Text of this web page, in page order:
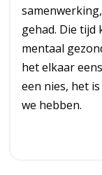
gehad. Die tijd
mentaal
het elkaar
een nies, het
we hebben.